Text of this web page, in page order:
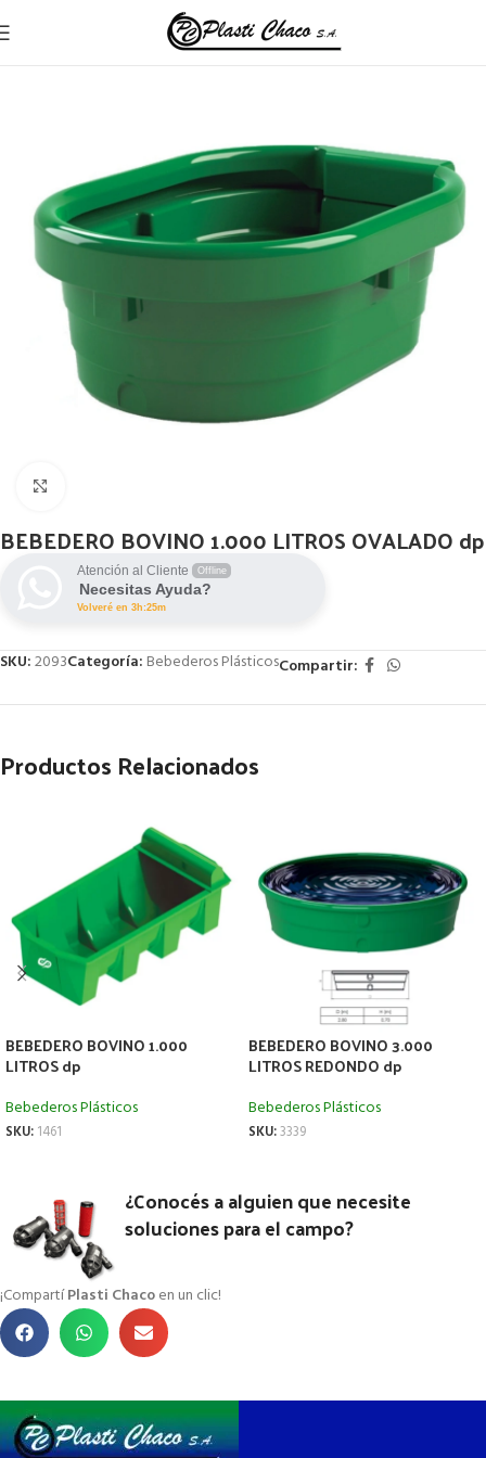
Inicio Bebederos Plásticos
BEBEDERO BOVINO 1.000 LITROS OVALADO dp
Atención al Cliente Offline
Necesitas Ayuda?
Volveré en 3h:25m
SKU:2093Categoría: Bebederos PlásticosCompartir:
Productos Relacionados
BEBEDERO BOVINO 1.000
LITROS dp
Bebederos Plásticos
SKU: 1461
BEBEDERO BOVINO 3.000
LITROS REDONDO dp
Bebederos Plásticos
SKU:3339
¿Conocés a alguien que necesite
soluciones para el campo?
¡CompartíPlasti Chacoen un clic!